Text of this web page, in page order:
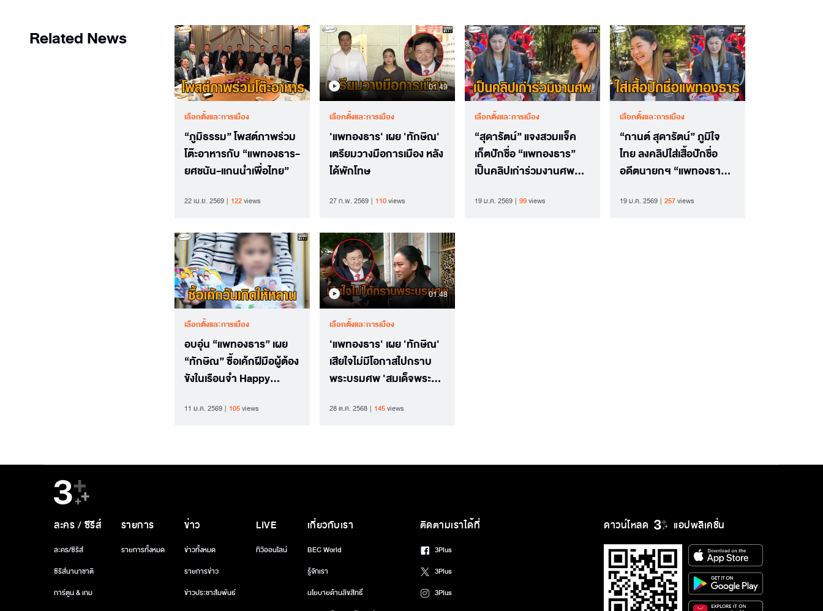
Related News
เลือกตั้งและการเมือง
“ภูมิธรรม” โพสต์ภาพร่วม
โต๊ะอาหารกับ “แพทองธาร-
ยศชนัน-แกนนำเพื่อไทย”
22 เม.ย. 2569 122views
01.49
เลือกตั้งและการเมือง
'แพทองธาร' เผย 'ทักษิณ'
เตรียมวางมือการเมือง หลัง
ได้พักโทษ
27 ก.พ. 2569 110views
เลือกตั้งและการเมือง
“สุดารัตน์” แจงสวมแจ็ค
เก็ตปักชื่อ “แพทองธาร”
เป็นคลิปเก่าร่วมงานศพ
แล้ว
19 ม.ค. 2569 99views
เลือกตั้งและการเมือง
“กานต์ สุดารัตน์” ภูมิใจ
ไทย ลงคลิปใส่เสื้อปักชื่อ
อดีตนายกฯ “แพทองธาร”
พรรคแล้ว
19 ม.ค. 2569 257views
เลือกตั้งและการเมือง
อบอุ่น “แพทองธาร” เผย
“ทักษิณ” ซื้อเค้กฝีมือผู้ต้อง
ขังในเรือนจำ Happy
11 ม.ค. 2569 105views
01.48
เลือกตั้งและการเมือง
'แพทองธาร' เผย 'ทักษิณ'
เสียใจไม่มีโอกาสไปกราบ
พระบรมศพ 'สมเด็จพระ
28 ต.ค. 2568 145views
ดาวน์โหลด แอปพลิเคชั่น
ละคร / ซีรีส์
ละคร/ซีรีส์
ซีรีส์นานาชาติ
การ์ตูน & เกม
รายการ
รายการทั้งหมด
ข่าว
ข่าวทั้งหมด
รายการข่าว
ข่าวประชาสัมพันธ์
LIVE
ทีวีออนไลน์
เกี่ยวกับเรา
BEC World
รู้จักเรา
นโยบายด้านลิขสิทธิ์
ติดตามเราได้ที่
3Plus
3Plus
3Plus